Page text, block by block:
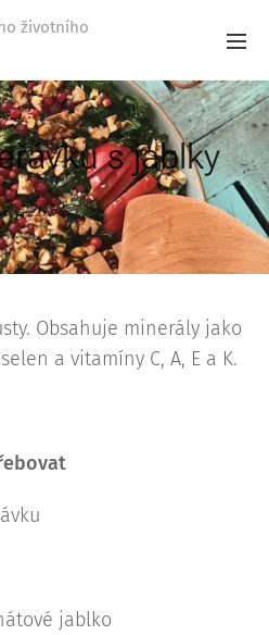
životního
s jablky
Obsahuje minerály jako
a vitamíny C, A, E a K.
jablko